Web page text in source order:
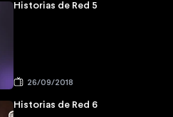
Historias de Red 5
26/09/2018
Historias de Red 6